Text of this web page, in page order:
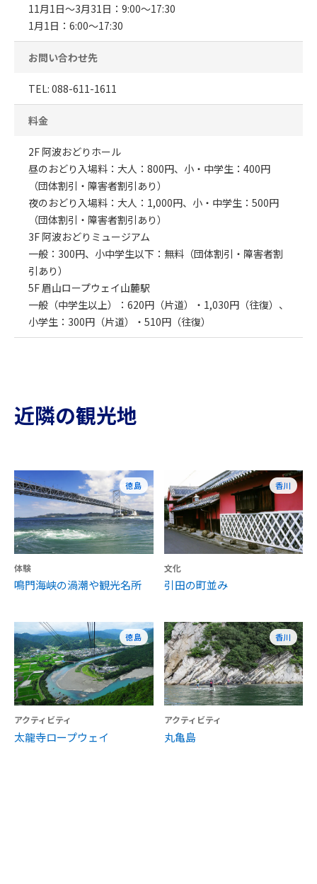
11月1日〜3月31日：9:00〜17:30
1月1日：6:00～17:30
お問い合わせ先
TEL: 088-611-1611
料金
2F 阿波おどりホール
昼のおどり入場料：大人：800円、小・中学生：400円
（団体割引・障害者割引あり）
夜のおどり入場料：大人：1,000円、小・中学生：500円
（団体割引・障害者割引あり）
3F 阿波おどりミュージアム
一般：300円、小中学生以下：無料（団体割引・障害者割
引あり）
5F 眉山ロープウェイ山麓駅
一般（中学生以上）：620円（片道）・1,030円（往復）、
小学生：300円（片道）・510円（往復）
近隣の観光地
徳島
体験
鳴門海峡の渦潮や観光名所
香川
文化
引田の町並み
徳島
アクティビティ
太龍寺ロープウェイ
香川
アクティビティ
丸亀島